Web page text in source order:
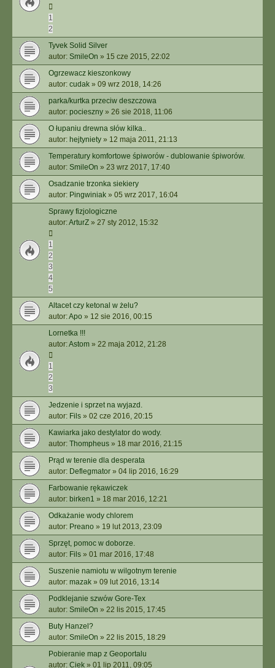
1
2
Tyvek Solid Silver
autor: SmileOn » 15 cze 2015, 22:02
Ogrzewacz kieszonkowy
autor: cudak » 09 wrz 2018, 14:26
parka/kurtka przeciw deszczowa
autor: pocieszny » 26 sie 2018, 11:06
O łupaniu drewna słów kilka..
autor: hejtyniety » 12 maja 2011, 21:13
Temperatury komfortowe śpiworów - dublowanie śpiworów.
autor: SmileOn » 23 wrz 2017, 17:40
Osadzanie trzonka siekiery
autor: Pingwiniak » 05 wrz 2017, 16:04
Sprawy fizjologiczne
autor:ArturZ » 27 sty 2012, 15:32
1
2
3
4
5
Altacet czy ketonal w żelu?
autor:Apo » 12 sie 2016, 00:15
Lornetka !!!
autor:Astom » 22 maja 2012, 21:28
1
2
3
Jedzenie i sprzet na wyjazd.
autor: Fils » 02 cze 2016, 20:15
Kawiarka jako destylator do wody.
autor: Thompheus » 18 mar 2016, 21:15
Prąd w terenie dla desperata
autor: Deflegmator » 04 lip 2016, 16:29
Farbowanie rękawiczek
autor: birken1 » 18 mar 2016, 12:21
Odkażanie wody chlorem
autor: Preano » 19 lut 2013, 23:09
Sprzęt, pomoc w doborze.
autor: Fils » 01 mar 2016, 17:48
Suszenie namiotu w wilgotnym terenie
autor: mazak » 09 lut 2016, 13:14
Podklejanie szwów Gore-Tex
autor: SmileOn » 22 lis 2015, 17:45
Buty Hanzel?
autor: SmileOn » 22 lis 2015, 18:29
Pobieranie map z Geoportalu
autor: Ciek » 01 lip 2011, 09:05